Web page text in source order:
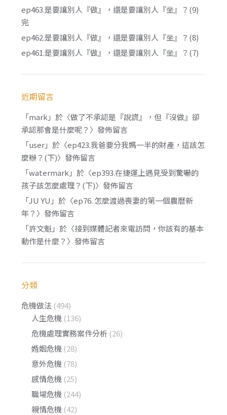
ep463.是要讓別人『做』，還是要讓別人『坐』？(9)
完
ep462.是要讓別人『做』，還是要讓別人『坐』？(8)
ep461.是要讓別人『做』，還是要讓別人『坐』？(7)
近期留言
「mark 」於〈做了不承認是『說謊』，但『沒做』卻
承認那會是什麼呢？ 〉發佈留言
「user」於〈ep423.我爸要分我媽一半的財產，這該怎
麼辦？(下)〉發佈留言
「watermark 」於〈ep393.在捷運上遇見受到驚嚇的
孩子該怎麼處理？(下)〉發佈留言
「JU YU 」於〈ep76. 怎麼渡過喪妻的第一個農曆新
年？ 〉發佈留言
「許文魁」於〈接到媒體記者來電訪問，你該有的基本
動作是什麼？ 〉發佈留言
分類
危機做法 (494)
人生危機 (136)
危機處理實務案件分析 (26)
婚姻危機 (28)
意外危機 (78)
感情危機 (25)
職場危機 (244)
親情危機 (42)